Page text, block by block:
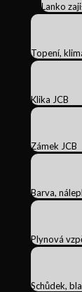
Lanko
Topení,
Klika JCB
Zámek JCB
Barva,
Plynová
Schůdek,